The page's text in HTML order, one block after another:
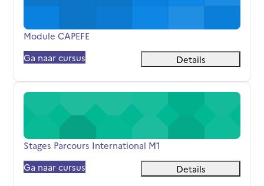
Cursusnaam
Module CAPEFE
Ga naar cursus
Details
Stages Parcours International M1
Cursusnaam
Stages Parcours International M1
Ga naar cursus
Details